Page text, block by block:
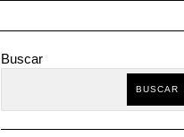
Buscar
BUSCAR